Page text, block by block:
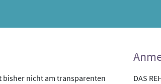
bisher nicht am transparenten
DAS